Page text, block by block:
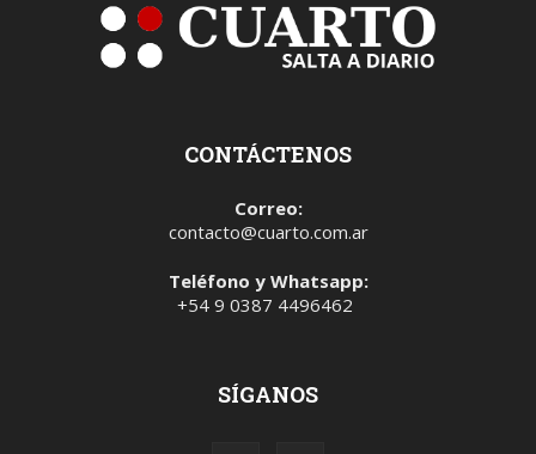
CONTÁCTENOS
Correo:
contacto@cuarto.com.ar
Teléfono y Whatsapp:
+54 9 0387 4496462
SÍGANOS